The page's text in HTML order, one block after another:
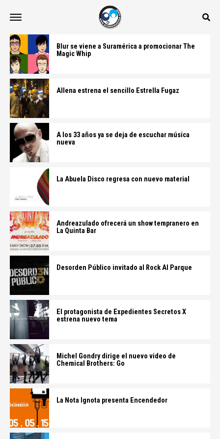
Blur se viene a Suramérica a promocionar The
Magic Whip
Allena estrena el sencillo Estrella Fugaz
A los 33 años ya se deja de escuchar música
nueva
La Abuela Disco regresa con nuevo material
Andreazulado ofrecerá un show tempranero en
La Quinta Bar
Desorden Público invitado al Rock Al Parque
El protagonista de Expedientes Secretos X
estrena nuevo tema
Michel Gondry dirige el nuevo video de
Chemical Brothers: Go
La Nota Ignota presenta Encendedor